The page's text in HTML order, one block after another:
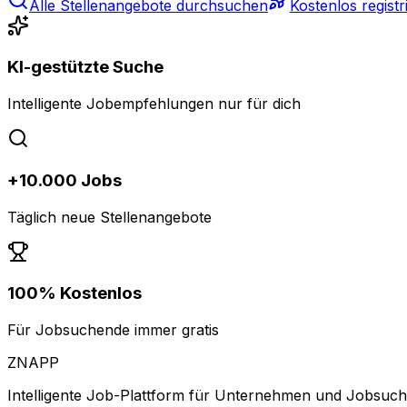
Alle Stellenangebote durchsuchen Kostenlos
KI-gestützte Suche
Intelligente Jobempfehlungen nur für dich
+10.000 Jobs
Täglich neue Stellenangebote
100% Kostenlos
Für Jobsuchende immer gratis
ZNAPP
Intelligente Job-Plattform für Unternehmen und